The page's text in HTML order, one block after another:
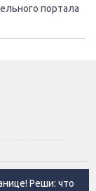
портала
Реши: что